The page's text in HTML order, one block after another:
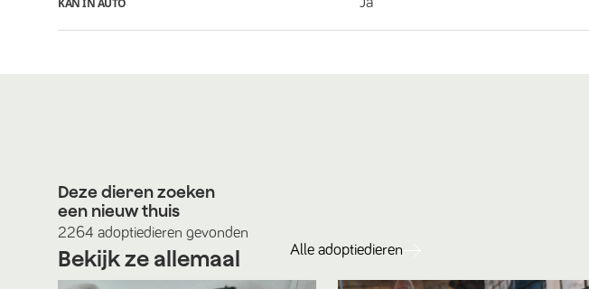
Deze dieren zoeken
een nieuw thuis
2264 adoptiedieren gevonden
Bekijk ze allemaal Alle adoptiedieren